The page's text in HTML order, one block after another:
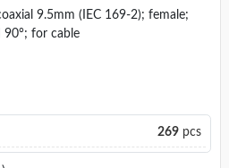
9.5mm (IEC 169-2); female;
90°; for cable
269pcs